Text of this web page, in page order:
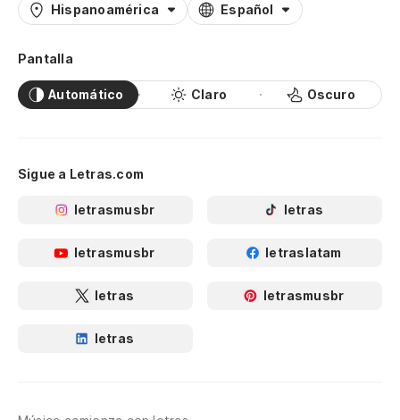
Hispanoamérica Español
Pantalla
Automático Claro Oscuro
Sigue a Letras.com
letrasmusbr letras
letrasmusbr letraslatam
letras letrasmusbr
letras